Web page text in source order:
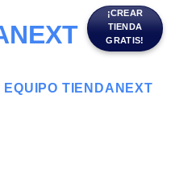
¡CREAR
TIENDA
GRATIS!
EQUIPO TIENDANEXT